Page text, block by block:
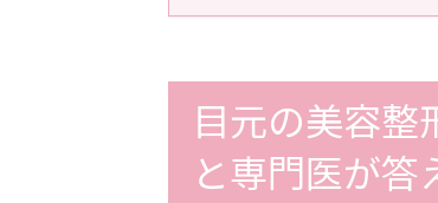
目元の美容整
と専門医が答